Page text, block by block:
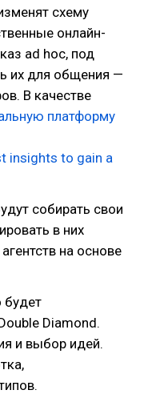
схему
онлайн-
ad hoc, под
их для общения —
В качестве
платформу
insights to gain a
собирать свои
в них
на основе
будет
Diamond.
и выбор идей.